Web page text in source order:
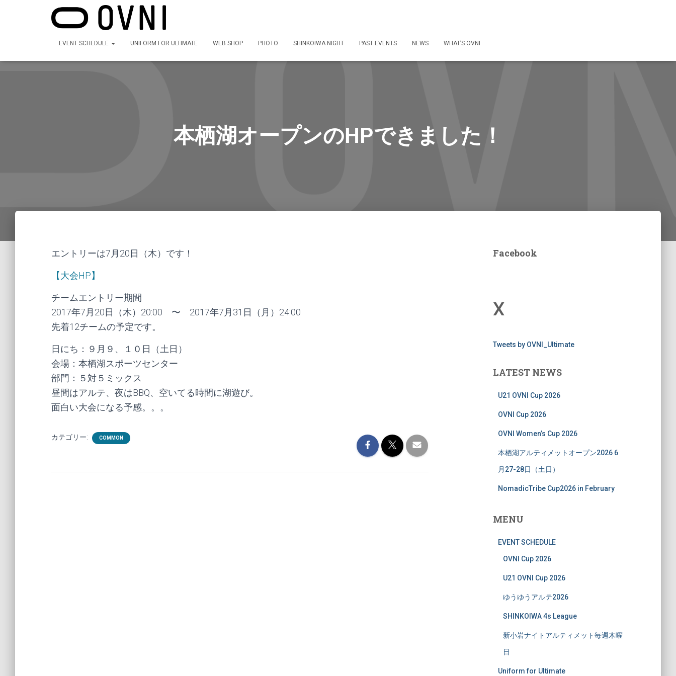
EVENT SCHEDULE UNIFORM FOR ULTIMATE WEB SHOP PHOTO SHINKOIWA NIGHT PAST EVENTS NEWS WHAT’S OVNI
本栖湖オープンのHPできました！
エントリーは7月20日（木）です！
【大会HP】
チームエントリー期間
2017年7月20日（木）20:00 〜 2017年7月31日（月）24:00
先着12チームの予定です。
日にち：９月９、１０日（土日）
会場：本栖湖スポーツセンター
部門：５対５ミックス
昼間はアルテ、夜はBBQ、空いてる時間に湖遊び。
面白い大会になる予感。。。
カテゴリー: COMMON
Facebook
X
Tweets by OVNI_Ultimate
LATEST NEWS
U21 OVNI Cup 2026
OVNI Cup 2026
OVNI Women’s Cup 2026
本栖湖アルティメットオープン2026 6
月27-28日（土日）
NomadicTribe Cup2026 in February
MENU
EVENT SCHEDULE
OVNI Cup 2026
U21 OVNI Cup 2026
ゆうゆうアルテ2026
SHINKOIWA 4s League
新小岩ナイトアルティメット毎週木曜
日
Uniform for Ultimate